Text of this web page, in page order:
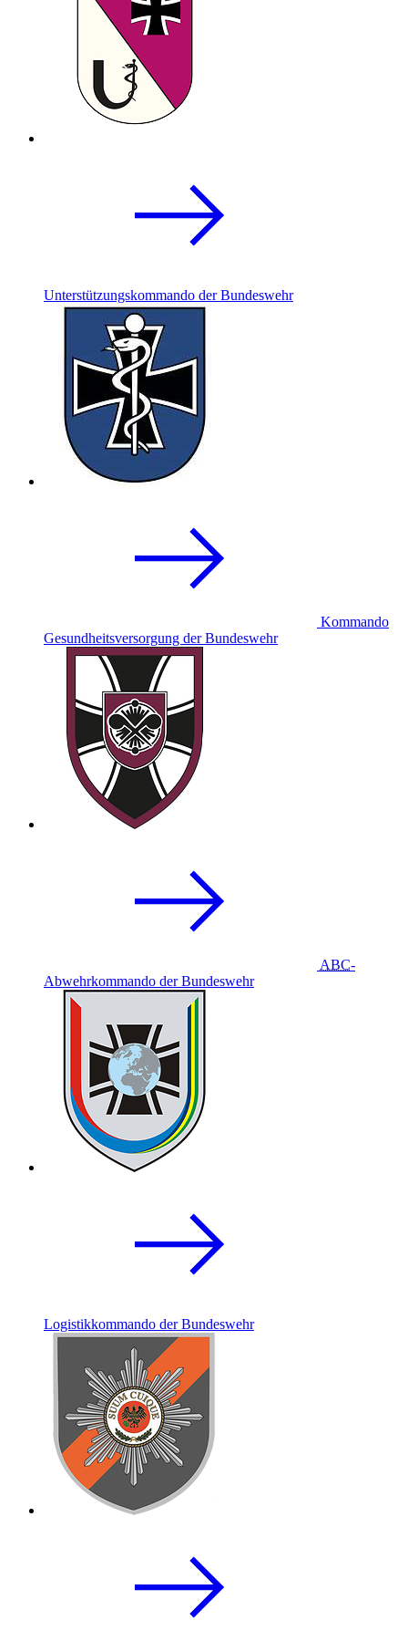
Unterstützungskommando der Bundeswehr
Kommando
Gesundheitsversorgung der Bundeswehr
ABC-
Abwehrkommando der Bundeswehr
Logistikkommando der Bundeswehr